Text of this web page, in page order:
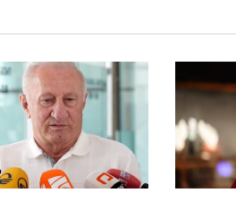
საუბარიც და
მუდმივად
კვლავაც
08.08 - 13:34
დანიშნული
რუსოფობად,